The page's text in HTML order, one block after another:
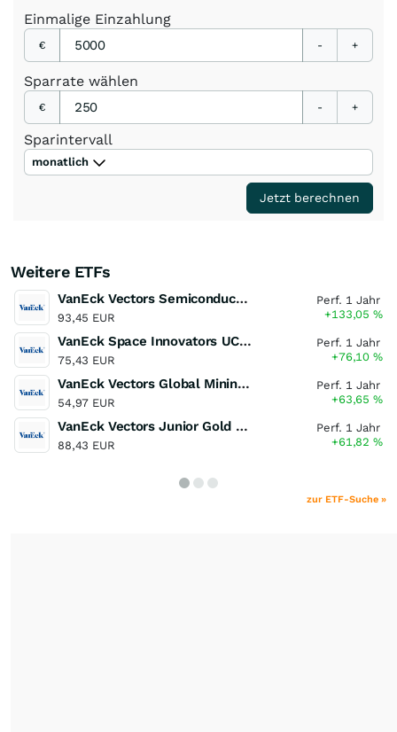
Einmalige Einzahlung
€ - +
Sparrate wählen
€ - +
Sparintervall
monatlich
Jetzt berechnen
Weitere ETFs
VanEck Vectors Semiconductor UCITS ETF
93,45 EUR
Perf. 1 Jahr
+133,05%
VanEck Space Innovators UCITS ETF
75,43 EUR
Perf. 1 Jahr
+76,10%
VanEck Vectors Global Mining UCITS ETF
54,97 EUR
Perf. 1 Jahr
+63,65%
VanEck Vectors Junior Gold Miners UCITS ETF
88,43 EUR
Perf. 1 Jahr
+61,82%
zur ETF-Suche »